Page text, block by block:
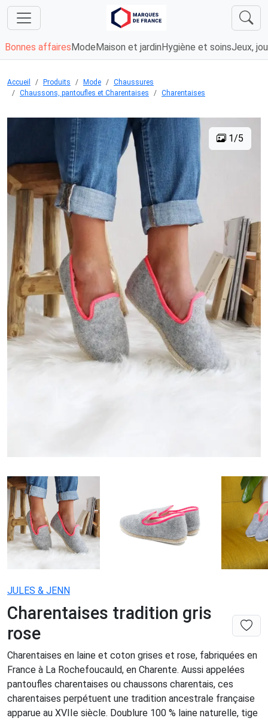
Bonnes affaires Mode Maison et jardin Hygiène et soinsJeux,
Accueil Produits Mode
Chaussures
Chaussons, pantoufles et Charentaises
Charentaises
1/5
JULES & JENN
Charentaises tradition gris
rose
Charentaises en laine et coton grises et rose, fabriquées en
France à La Rochefoucauld, en Charente. Aussi appelées
pantoufles charentaises ou chaussons charentais, ces
charentaises perpétuent une tradition ancestrale française
apparue au XVIIe siècle. Doublure 100 % laine naturelle, tige